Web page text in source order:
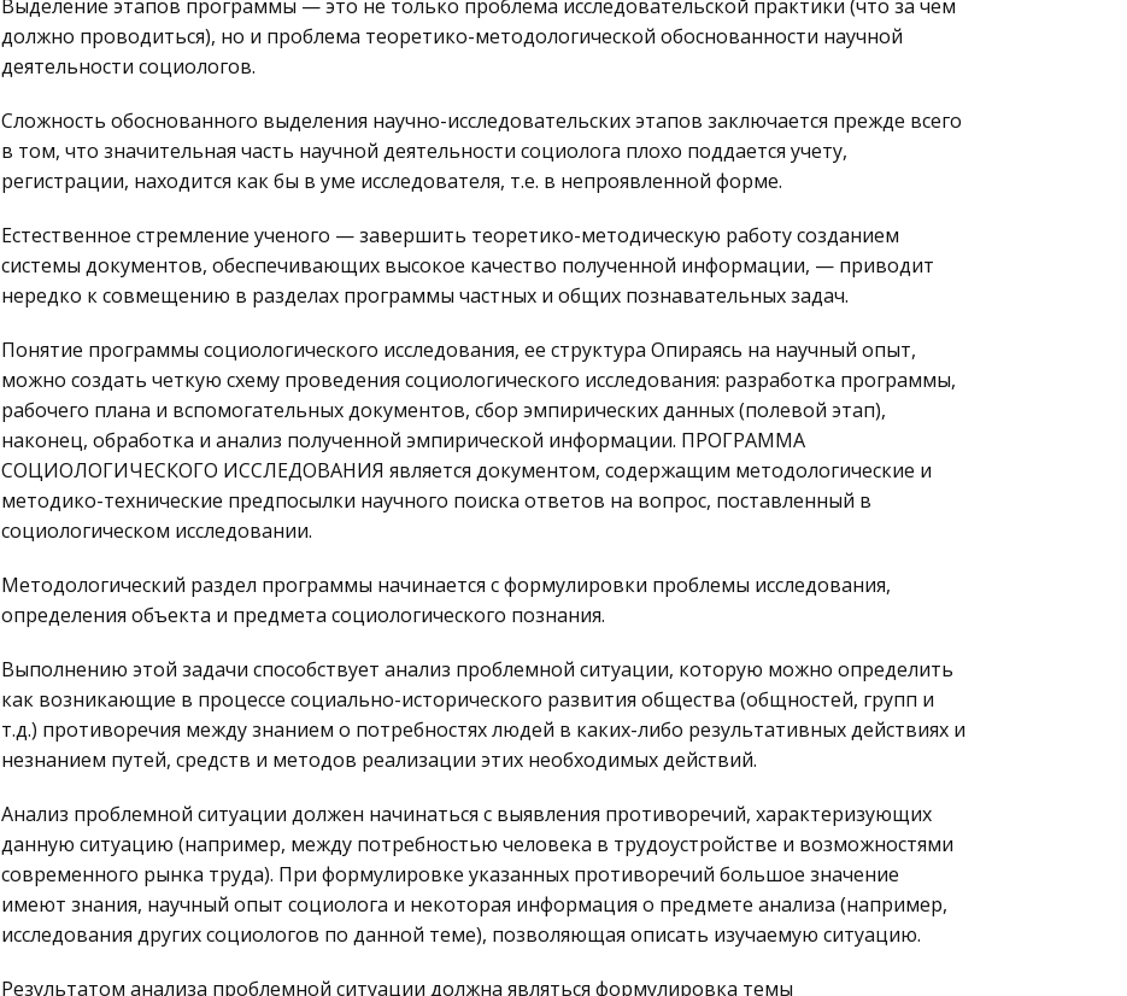
Выделение этапов программы — это не только проблема исследовательской практики (что за чем
должно проводиться), но и проблема теоретико-методологической обоснованности научной
деятельности социологов.
Сложность обоснованного выделения научно-исследовательских этапов заключается прежде всего
в том, что значительная часть научной деятельности социолога плохо поддается учету,
регистрации, находится как бы в уме исследователя, т.е. в непроявленной форме.
Естественное стремление ученого — завершить теоретико-методическую работу созданием
системы документов, обеспечивающих высокое качество полученной информации, — приводит
нередко к совмещению в разделах программы частных и общих познавательных задач.
Понятие программы социологического исследования, ее структура Опираясь на научный опыт,
можно создать четкую схему проведения социологического исследования: разработка программы,
рабочего плана и вспомогательных документов, сбор эмпирических данных (полевой этап),
наконец, обработка и анализ полученной эмпирической информации. ПРОГРАММА
СОЦИОЛОГИЧЕСКОГО ИССЛЕДОВАНИЯ является документом, содержащим методологические и
методико-технические предпосылки научного поиска ответов на вопрос, поставленный в
социологическом исследовании.
Методологический раздел программы начинается с формулировки проблемы исследования,
определения объекта и предмета социологического познания.
Выполнению этой задачи способствует анализ проблемной ситуации, которую можно определить
как возникающие в процессе социально-исторического развития общества (общностей, групп и
т.д.) противоречия между знанием о потребностях людей в каких-либо результативных действиях и
незнанием путей, средств и методов реализации этих необходимых действий.
Анализ проблемной ситуации должен начинаться с выявления противоречий, характеризующих
данную ситуацию (например, между потребностью человека в трудоустройстве и возможностями
современного рынка труда). При формулировке указанных противоречий большое значение
имеют знания, научный опыт социолога и некоторая информация о предмете анализа (например,
исследования других социологов по данной теме), позволяющая описать изучаемую ситуацию.
Результатом анализа проблемной ситуации должна являться формулировка темы